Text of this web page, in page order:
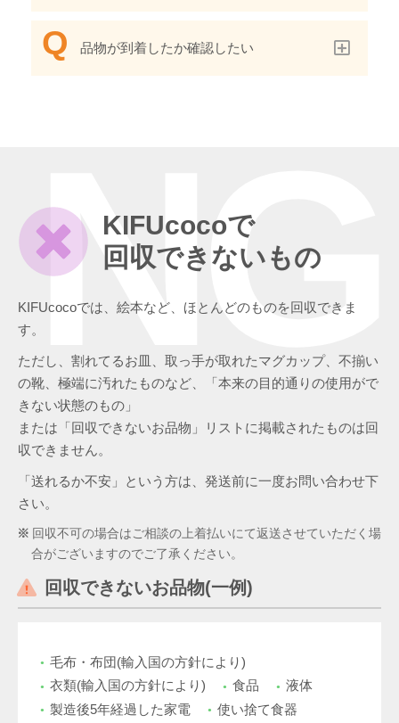
品物が到着したか確認したい
KIFUcocoで
回収できないもの
KIFUcocoでは、絵本など、ほとんどのものを回収できま
す。
ただし、割れてるお皿、取っ手が取れたマグカップ、不揃い
の靴、極端に汚れたものなど、「本来の目的通りの使用がで
きない状態のもの」
または「回収できないお品物」リストに掲載されたものは回
収できません。
「送れるか不安」という方は、発送前に一度お問い合わせ下
さい。
回収不可の場合はご相談の上着払いにて返送させていただく場
合がございますのでご了承ください。
回収できないお品物(一例)
毛布・布団(輸入国の方針により)
衣類(輸入国の方針により)
食品
液体
製造後5年経過した家電
使い捨て食器
NG